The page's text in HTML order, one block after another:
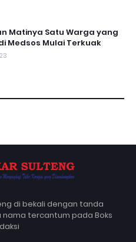
Matinya Satu Warga yang
Medsos Mulai Terkuak
di bekali dengan tanda
tercantum pada Boks